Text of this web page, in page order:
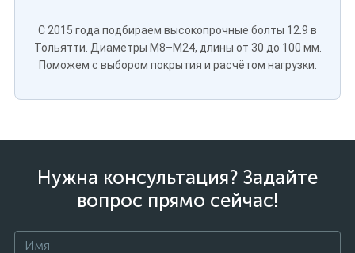
С 2015 года подбираем высокопрочные болты 12.9 в
Тольятти. Диаметры M8–M24, длины от 30 до 100 мм.
Поможем с выбором покрытия и расчётом нагрузки.
Нужна консультация? Задайте
вопрос прямо сейчас!